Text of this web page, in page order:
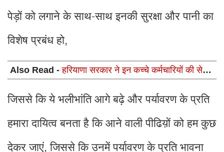
पेड़ों को लगाने के साथ-साथ इनकी सुरक्षा और पानी का
विशेष प्रबंध हो,
Also Read -हरियाणा सरकार ने इन कच्चे कर्मचारियों की सेवाएं
दो माह तक बढाई, महिला कर्मचारियों को भी मिली राहत
जिससे कि ये भलीभांति आगे बढ़े और पर्यावरण के प्रति
हमारा दायित्व बनता है कि आने वाली पीढिय़ों को हम कुछ
देकर जाएं,जिससे कि उनमें पर्यावरण के प्रति भावना